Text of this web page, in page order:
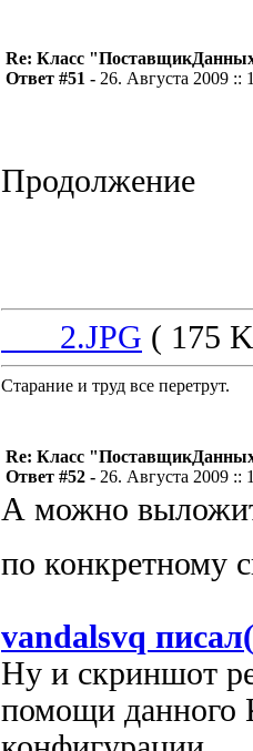
Re: Класс
Ответ #51 - 26. Августа 2009 ::
Продолжение
___2.JPG ( 175
Старание и труд все перетрут.
Re: Класс
Ответ #52 - 26. Августа 2009 ::
А можно
по конкретному
vandalsvq
Ну и скриншот
помощи данного